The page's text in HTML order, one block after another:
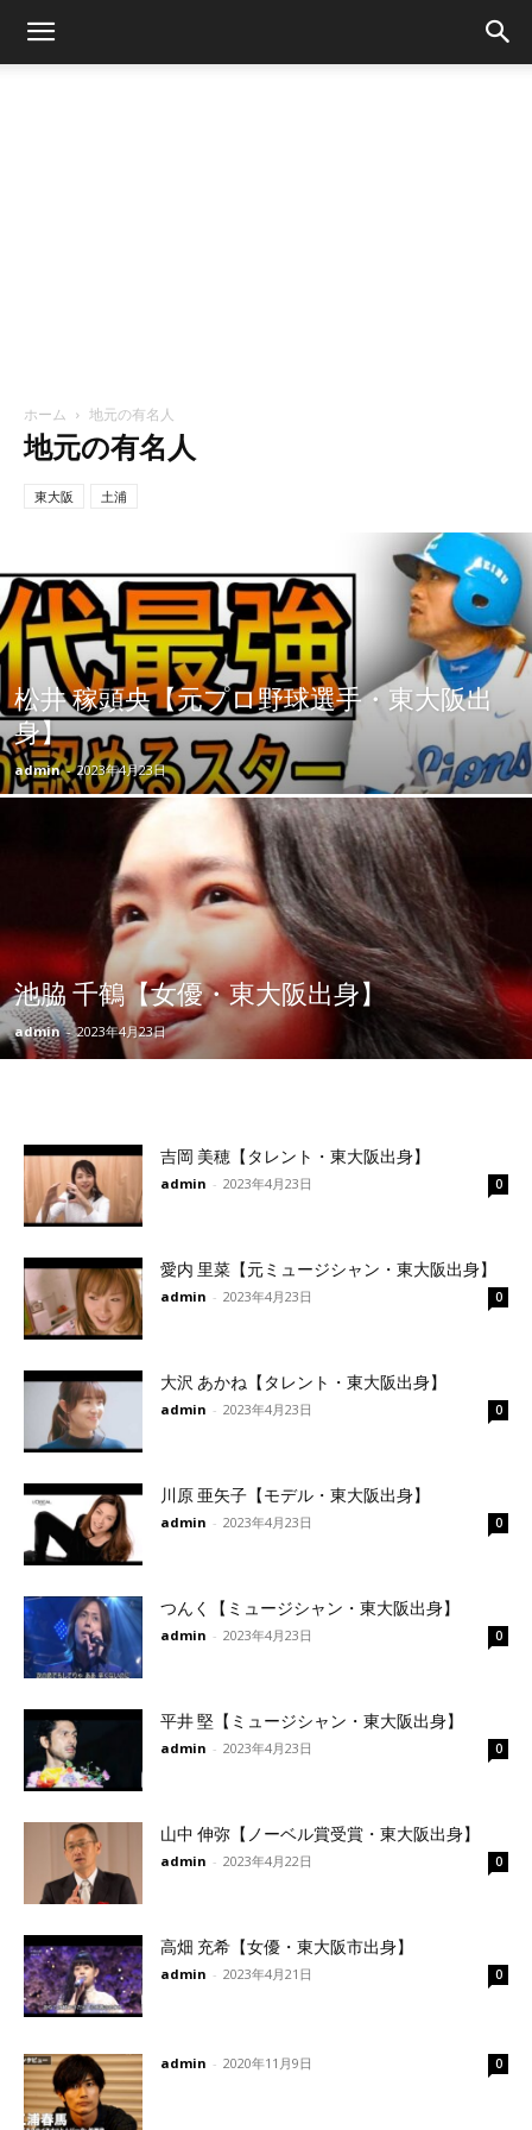
ホーム 地元の有名人
地元の有名人
東大阪 土浦
松井 稼頭央【元プロ野球選手・東大阪出
身】
admin - 2023年4月23日
池脇 千鶴【女優・東大阪出身】
admin - 2023年4月23日
吉岡 美穂【タレント・東大阪出身】
admin - 2023年4月23日 0
愛内 里菜【元ミュージシャン・東大阪出身】
admin - 2023年4月23日 0
大沢 あかね【タレント・東大阪出身】
admin - 2023年4月23日 0
川原 亜矢子【モデル・東大阪出身】
admin - 2023年4月23日 0
つんく【ミュージシャン・東大阪出身】
admin - 2023年4月23日 0
平井 堅【ミュージシャン・東大阪出身】
admin - 2023年4月23日 0
山中 伸弥【ノーベル賞受賞・東大阪出身】
admin - 2023年4月22日 0
高畑 充希【女優・東大阪市出身】
admin - 2023年4月21日 0
admin - 2020年11月9日 0